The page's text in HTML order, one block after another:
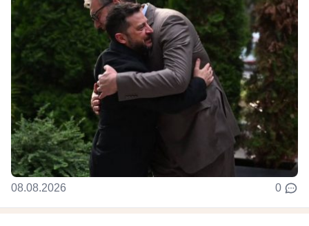
08.08.2026 0